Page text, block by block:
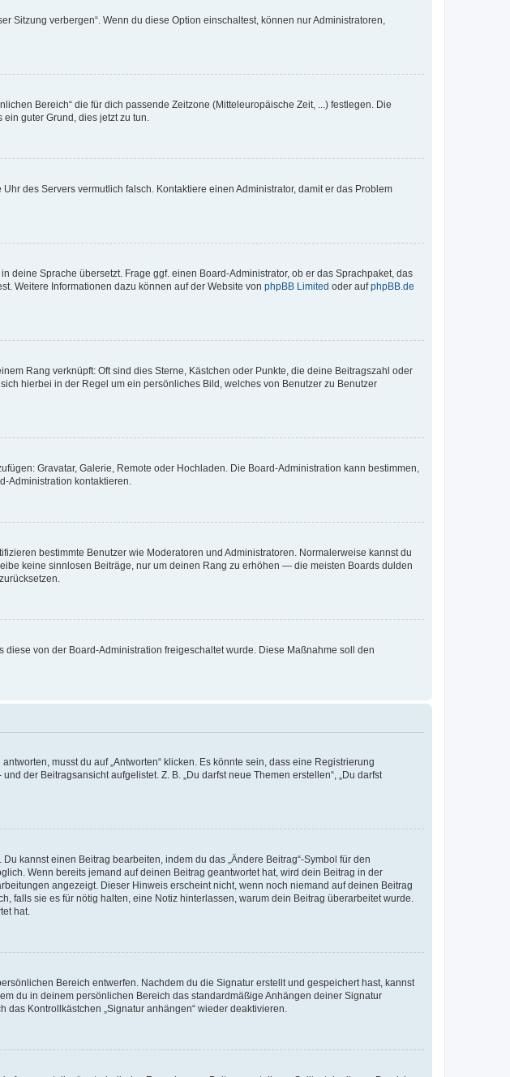
verbergen“. Wenn du diese Option einschaltest, können nur Administratoren,
Bereich“ die für dich passende Zeitzone (Mitteleuropäische Zeit, ...) festlegen. Die
guter Grund, dies jetzt zu tun.
des Servers vermutlich falsch. Kontaktiere einen Administrator, damit er das Problem
Sprache übersetzt. Frage ggf. einen Board-Administrator, ob er das Sprachpaket, das
Weitere Informationen dazu können auf der Website von phpBB Limited oder aufphpBB.de
Rang verknüpft: Oft sind dies Sterne, Kästchen oder Punkte, die deine Beitragszahl oder
hierbei in der Regel um ein persönliches Bild, welches von Benutzer zu Benutzer
Gravatar, Galerie, Remote oder Hochladen. Die Board-Administration kann bestimmen,
Administration kontaktieren.
bestimmte Benutzer wie Moderatoren und Administratoren. Normalerweise kannst du
keine sinnlosen Beiträge, nur um deinen Rang zu erhöhen — die meisten Boards dulden
von der Board-Administration freigeschaltet wurde. Diese Maßnahme soll den
musst du auf „Antworten“ klicken. Es könnte sein, dass eine Registrierung
der Beitragsansicht aufgelistet. Z. B. „Du darfst neue Themen erstellen“, „Du darfst
kannst einen Beitrag bearbeiten, indem du das „Ändere Beitrag“-Symbol für den
Wenn bereits jemand auf deinen Beitrag geantwortet hat, wird dein Beitrag in der
angezeigt. Dieser Hinweis erscheint nicht, wenn noch niemand auf deinen Beitrag
falls sie es für nötig halten, eine Notiz hinterlassen, warum dein Beitrag überarbeitet wurde.
hat.
Bereich entwerfen. Nachdem du die Signatur erstellt und gespeichert hast, kannst
du in deinem persönlichen Bereich das standardmäßige Anhängen deiner Signatur
Kontrollkästchen „Signatur anhängen“ wieder deaktivieren.